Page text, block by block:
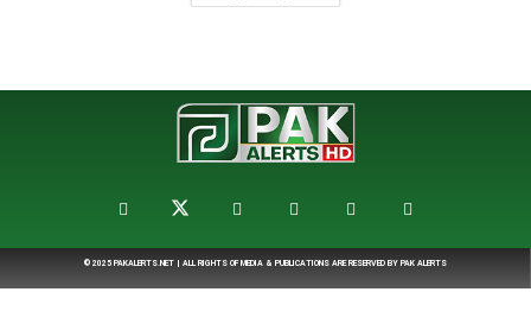
© 2025 PAKALERTS.NET| ALL RIGHTS OF MEDIA & PUBLICATIONS ARE RESERVED BY PAK ALERTS